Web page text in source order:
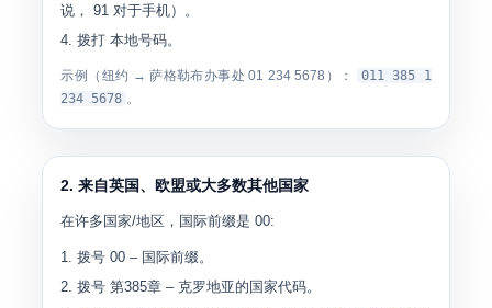
说，91 对于手机）。
拨打本地号码。
示例（纽约 → 萨格勒布办事处01 234 5678 ）：
011 385 1
234 5678 。
2. 来自英国、欧盟或大多数其他国家
在许多国家/地区，国际前缀是00:
拨号00 – 国际前缀。
拨号第385章 – 克罗地亚的国家代码。